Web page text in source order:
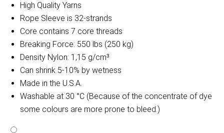
High Quality Yarns
Rope Sleeve is 32-strands
Core contains 7 core threads
Breaking Force: 550 lbs (250 kg)
Density Nylon: 1,15 g/cm³
Can shrink 5-10% by wetness
Made in the U.S.A.
Washable at 30 °C (Because of the concentrate of dye
some colours are more prone to bleed.)